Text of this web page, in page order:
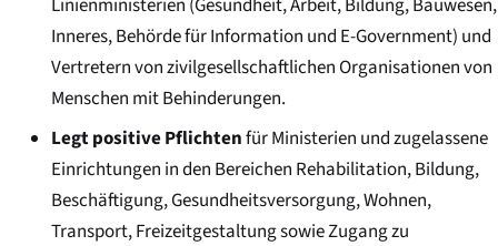
Inneres, Behörde für Information und E-Government) und
Vertretern von zivilgesellschaftlichen Organisationen von
Menschen mit Behinderungen.
Legt positive Pflichtenfür Ministerien und zugelassene
Einrichtungen in den Bereichen Rehabilitation, Bildung,
Beschäftigung, Gesundheitsversorgung, Wohnen,
Transport, Freizeitgestaltung sowie Zugang zu